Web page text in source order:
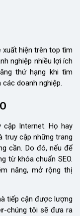
hiện trên top tìm
nghiệp nhiều lợi ích
thứ hạng khi tìm
doanh nghiệp.
cập Internet. Họ hay
truy cập những trang
cần. Do đó, nếu để
từ khóa chuẩn SEO.
năng, mở rộng thị
tiếp cận được lượng
-chúng tôi sẽ đưa ra